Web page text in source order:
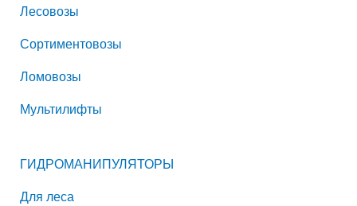
Лесовозы
Сортиментовозы
Ломовозы
Мультилифты
ГИДРОМАНИПУЛЯТОРЫ
Для леса